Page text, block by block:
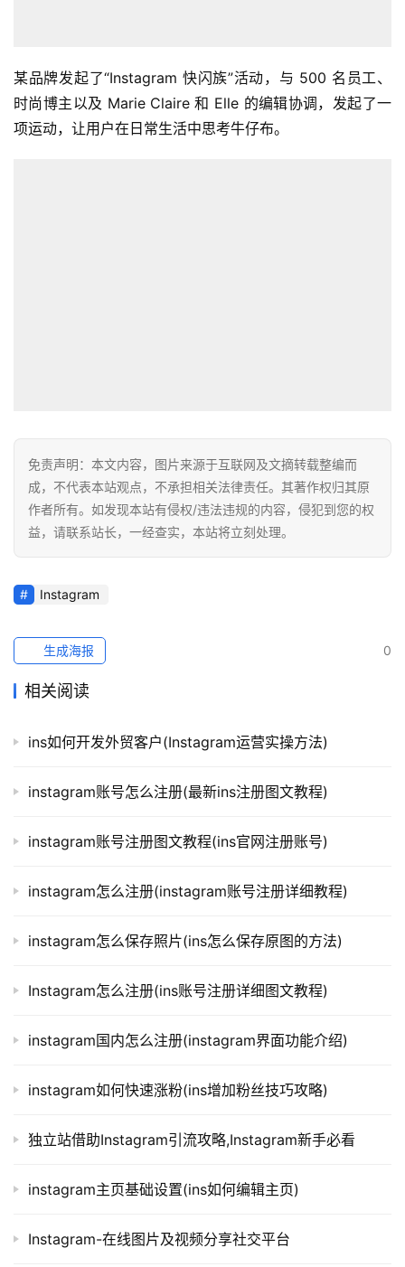
某品牌发起了“Instagram 快闪族”活动，与 500 名员工、
时尚博主以及 Marie Claire 和 Elle 的编辑协调，发起了一
项运动，让用户在日常生活中思考牛仔布。
免责声明：本文内容，图片来源于互联网及文摘转载整编而
成，不代表本站观点，不承担相关法律责任。其著作权归其原
作者所有。如发现本站有侵权/违法违规的内容，侵犯到您的权
益，请联系站长，一经查实，本站将立刻处理。
Instagram
0
生成海报
相关阅读
ins如何开发外贸客户(Instagram运营实操方法)
instagram账号怎么注册(最新ins注册图文教程)
instagram账号注册图文教程(ins官网注册账号)
instagram怎么注册(instagram账号注册详细教程)
instagram怎么保存照片(ins怎么保存原图的方法)
Instagram怎么注册(ins账号注册详细图文教程)
instagram国内怎么注册(instagram界面功能介绍)
instagram如何快速涨粉(ins增加粉丝技巧攻略)
独立站借助Instagram引流攻略,Instagram新手必看
instagram主页基础设置(ins如何编辑主页)
Instagram-在线图片及视频分享社交平台